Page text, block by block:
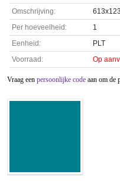
Omschrijving:
Per hoeveelheid:
1
Eenheid:
PLT
Voorraad:
Op
Vraag een persoonlijke code aan om de